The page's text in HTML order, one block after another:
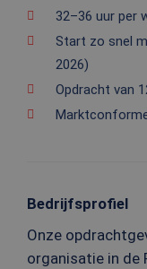
32–36 uur per
Start zo snel
2026)
Opdracht van
Bedrijfsprofiel
Onze
organisatie in de